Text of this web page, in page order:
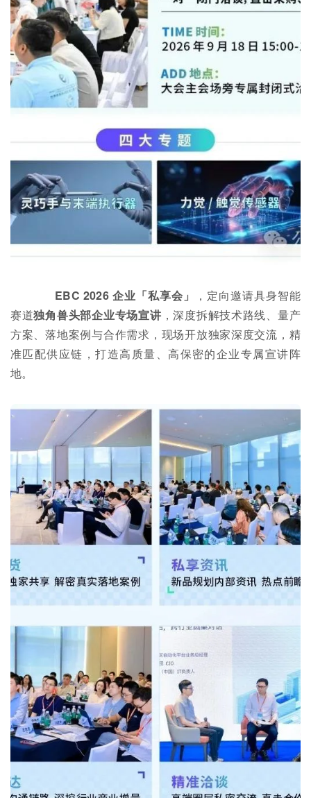
EBC 2026 企业「私享会」
，定向邀请具身智能
赛道独角兽头部企业专场宣讲 ，深度拆解技术路线、量产
方案、落地案例与合作需求，现场开放独家深度交流，精
准匹配供应链，打造高质量、高保密的企业专属宣讲阵
地。